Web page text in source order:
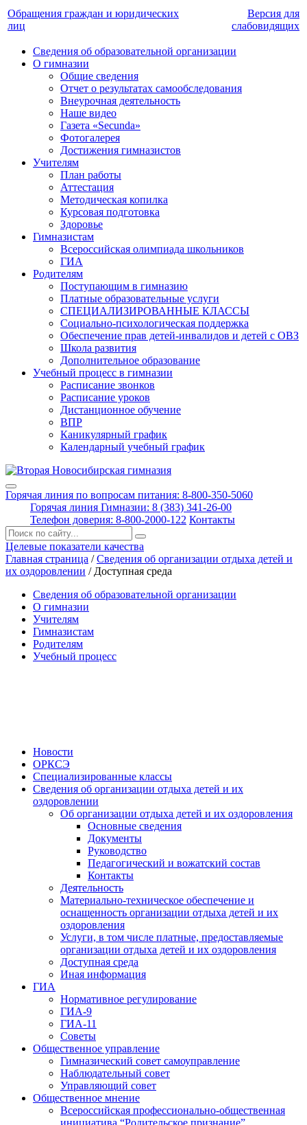
Обращения граждан и юридических
лиц
Версия для
слабовидящих
Сведения об образовательной организации
О гимназии
Общие сведения
Отчет о результатах самообследования
Внеурочная деятельность
Наше видео
Газета «Secunda»
Фотогалерея
Достижения гимназистов
Учителям
План работы
Аттестация
Методическая копилка
Курсовая подготовка
Здоровье
Гимназистам
Всероссийская олимпиада школьников
ГИА
Родителям
Поступающим в гимназию
Платные образовательные услуги
СПЕЦИАЛИЗИРОВАННЫЕ КЛАССЫ
Социально-психологическая поддержка
Обеспечение прав детей-инвалидов и детей с ОВЗ
Школа развития
Дополнительное образование
Учебный процесс в гимназии
Расписание звонков
Расписание уроков
Дистанционное обучение
ВПР
Каникулярный график
Календарный учебный график
Горячая линия по вопросам питания: 8-800-350-5060
Горячая линия Гимназии: 8 (383) 341-26-00
Телефон доверия: 8-800-2000-122 Контакты
Поиск:
Целевые показатели качества
Главная страница /Сведения об организации отдыха детей и
их оздоровлении / Доступная среда
Сведения об образовательной организации
О гимназии
Учителям
Гимназистам
Родителям
Учебный процесс
Новости
ОРКСЭ
Специализированные классы
Сведения об организации отдыха детей и их
оздоровлении
Об организации отдыха детей и их оздоровления
Основные сведения
Документы
Руководство
Педагогический и вожатский состав
Контакты
Деятельность
Материально-техническое обеспечение и
оснащенность организации отдыха детей и их
оздоровления
Услуги, в том числе платные, предоставляемые
организации отдыха детей и их оздоровления
Доступная среда
Иная информация
ГИА
Нормативное регулирование
ГИА-9
ГИА-11
Советы
Общественное управление
Гимназический совет самоуправление
Наблюдательный совет
Управляющий совет
Общественное мнение
Всероссийская профессионально-общественная
инициатива “Родительское признание”